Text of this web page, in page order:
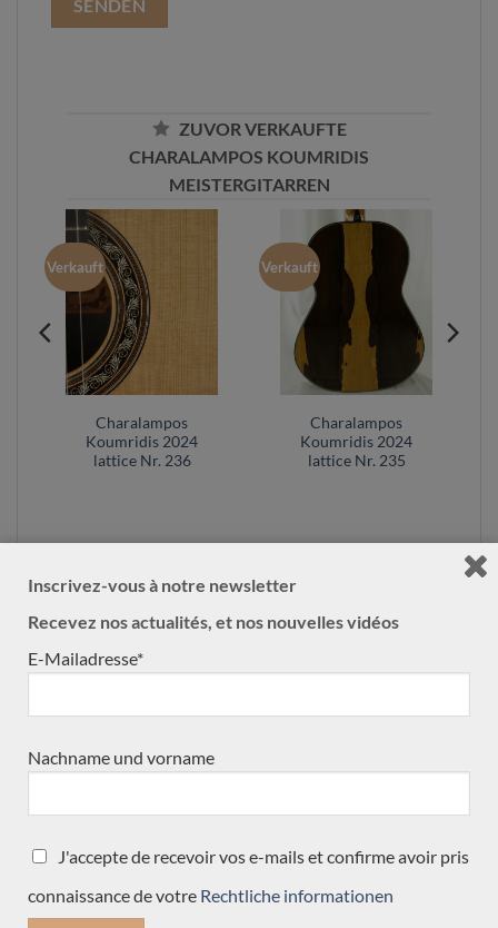
ZUVOR VERKAUFTE
CHARALAMPOS KOUMRIDIS
MEISTERGITARREN
Verkauft
Charalampos
Koumridis 2024
lattice Nr. 236
Verkauft
Charalampos
Koumridis 2024
lattice Nr. 235
UNSERE GITARRENKATEGORIEN
Graham Caldersmith
Jean-Marie Fouilleul
Masaki Sakurai
Inscrivez-vous à notre newsletter
Recevez nos actualités, et nos nouvelles vidéos
E-Mailadresse*
Nachname und vorname
J'accepte de recevoir vos e-mails et confirme avoir pris
connaissance de votre Rechtliche informationen